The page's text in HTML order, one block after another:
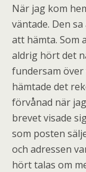
När jag kom
väntade. Den
att hämta. Som
aldrig hört det
fundersam över
hämtade det
förvånad när
brevet visade
som posten
och adressen
hört talas om